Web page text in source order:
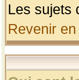
Les sujets
Revenir